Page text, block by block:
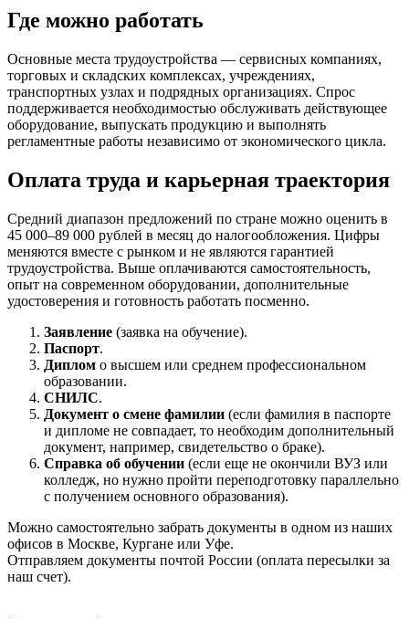
Где можно работать
Основные места трудоустройства — сервисных компаниях,
торговых и складских комплексах, учреждениях,
транспортных узлах и подрядных организациях. Спрос
поддерживается необходимостью обслуживать действующее
оборудование, выпускать продукцию и выполнять
регламентные работы независимо от экономического цикла.
Оплата труда и карьерная траектория
Средний диапазон предложений по стране можно оценить в
45 000–89 000 рублей в месяц до налогообложения. Цифры
меняются вместе с рынком и не являются гарантией
трудоустройства. Выше оплачиваются самостоятельность,
опыт на современном оборудовании, дополнительные
удостоверения и готовность работать посменно.
Заявление (заявка на обучение).
Паспорт.
Диплом о высшем или среднем профессиональном
образовании.
СНИЛС.
Документ о смене фамилии (если фамилия в паспорте
и дипломе не совпадает, то необходим дополнительный
документ, например, свидетельство о браке).
Справка об обучении (если еще не окончили ВУЗ или
колледж, но нужно пройти переподготовку параллельно
с получением основного образования).
Можно самостоятельно забрать документы в одном из наших
офисов в Москве, Кургане или Уфе.
Отправляем документы почтой России (оплата пересылки за
наш счет).